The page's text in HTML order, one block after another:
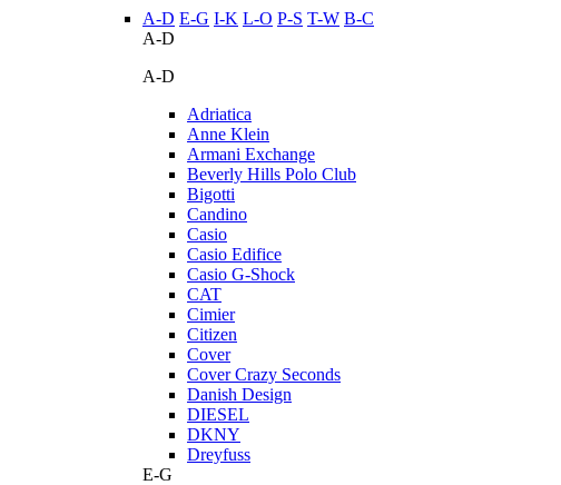
A-D E-G I-K L-O P-S T-W В-С
A-D
A-D
Adriatica
Anne Klein
Armani Exchange
Beverly Hills Polo Club
Bigotti
Candino
Casio
Casio Edifice
Casio G-Shock
CAT
Cimier
Citizen
Cover
Cover Crazy Seconds
Danish Design
DIESEL
DKNY
Dreyfuss
E-G